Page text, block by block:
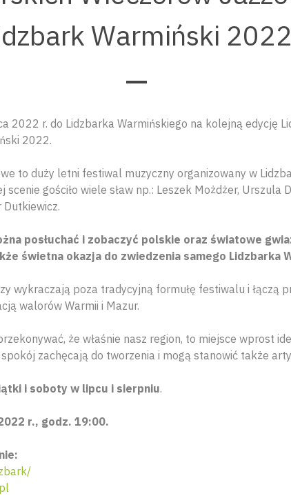
Warmiński
2022 r. do Lidzbarka Warmińskiego na kolejną edycję
2022.
to duży letni festiwal muzyczny organizowany w
gościło wiele sław np.: Leszek Możdżer, Urszula
posłuchać i zobaczyć polskie oraz światowe
świetna okazja do zwiedzenia samego Lidzbarka
wykraczają poza tradycyjną formułę festiwalu i łączą
walorów Warmii i Mazur.
że właśnie nasz region, to miejsce wprost
spokój zachęcają do tworzenia i mogą stanowić także
i soboty w lipcu i sierpniu.
r., godz. 19:00.